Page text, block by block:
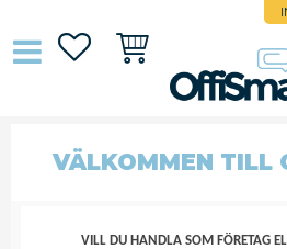
FavoriterKundvagn
MÖSS
VÄLKOMMEN TILL
VILL DU HANDLA SOM FÖRETAG